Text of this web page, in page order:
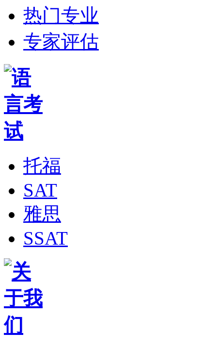
热门专业
专家评估
托福
SAT
雅思
SSAT